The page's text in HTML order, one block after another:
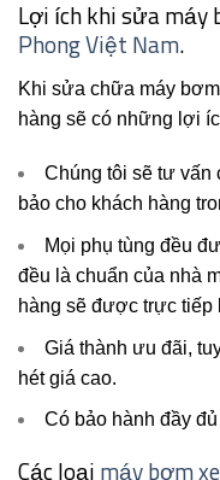
Lợi ích khi sửa máy
Phong Việt Nam.
Khi sửa chữa máy
hàng sẽ có những lợi
Chúng tôi sẽ tư vấn
bảo cho khách hàng
Mọi phụ tùng đều
đều là chuẩn của nhà
hàng sẽ được trực tiếp
Giá thành ưu đãi,
hét giá cao.
Có bảo hành đầy
Các loại máy bơm